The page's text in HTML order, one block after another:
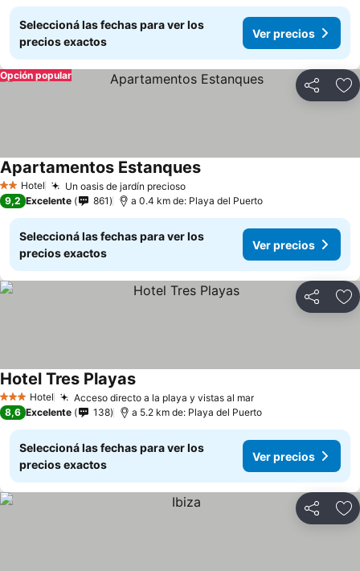
Seleccioná las fechas para ver los
precios exactos
Ver precios
Compartir
Opción popular
2 Estrellas
Hotel Un oasis de jardín precioso
Apartamentos Estanques
9,2 Excelente 861 a 0.4 km de: Playa del Puerto
Seleccioná las fechas para ver los
precios exactos
Ver precios
Compartir
3 Estrellas
Hotel Acceso directo a la playa y vistas al mar
Hotel Tres Playas
8,6 Excelente 138 a 5.2 km de: Playa del Puerto
Seleccioná las fechas para ver los
precios exactos
Ver precios
Compartir